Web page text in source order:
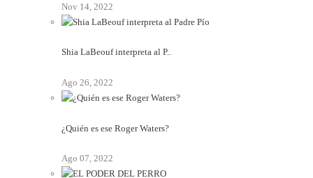
Nov 14, 2022
Shia LaBeouf interpreta al P..
Ago 26, 2022
¿Quién es ese Roger Waters?
Ago 07, 2022